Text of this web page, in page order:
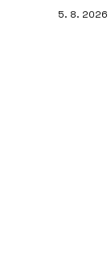
5. 8. 2026